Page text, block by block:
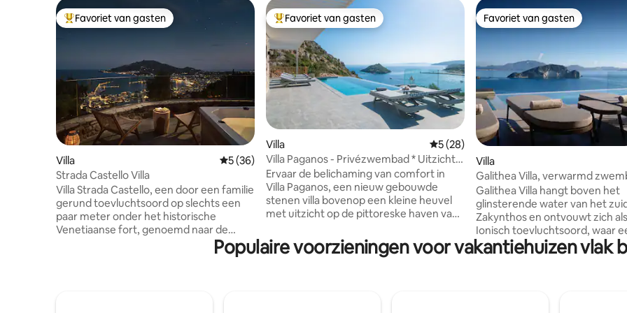
Topfavoriet van gasten
Favoriet van gasten
Villa Gemiddelde beoordeling van 5 uit 5, 36 recensies
5 (36)
Strada Castello Villa
Villa Strada Castello, een door een familie
gerund toevluchtsoord op slechts een
paar meter onder het historische
Venetiaanse fort, genoemd naar de
Italiaanse uitdrukking 'Strada Castello',
wat 'de weg van het kasteel' betekent.
Topfavoriet van gasten
Favoriet van gasten
Villa Gemiddelde beoordeling van 5 uit 5, 28
5 (28)
Villa Paganos - Privézwembad * Uitzicht
op zee
Ervaar de belichaming van comfort in
Villa Paganos, een nieuw gebouwde
stenen villa bovenop een kleine heuvel
met uitzicht op de pittoreske haven van
sereniteit en rust van deze privé-oase,
met een onbelemmerd panoramisch
Favoriet van gasten
Favoriet van gasten
Villa
Galithea Villa, verwarmd
uitzicht op de zee bij
Galithea Villa hangt boven het
glinsterende water van het
Zakynthos en ontvouwt zich
Ionisch toevluchtsoord, waar
panoramisch zeezicht
de schoonheid van het
terwijl een extra gast op de
Populaire voorzieningen voor vakantiehuizen vlak